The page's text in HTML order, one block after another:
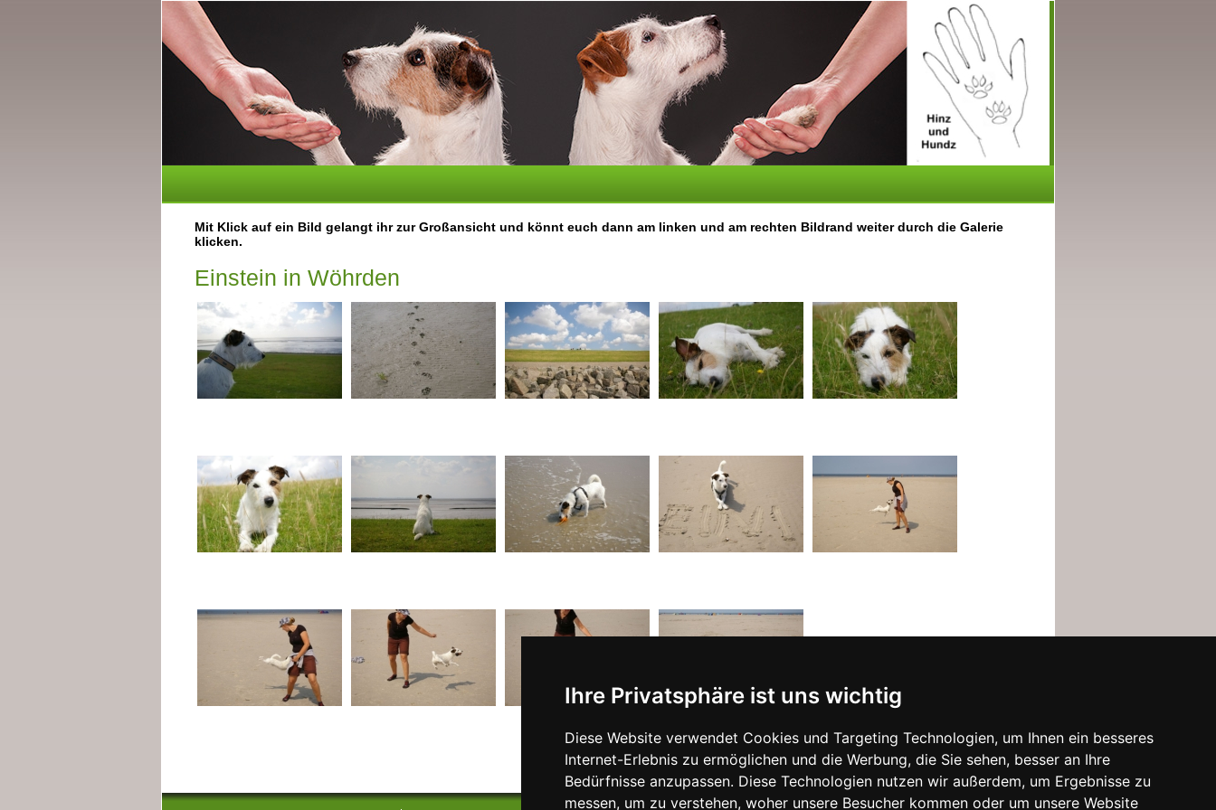
Ihre Privatsphäre ist uns wichtig
Diese Website verwendet Cookies und Targeting Technologien, um Ihnen ein besseres
Internet-Erlebnis zu ermöglichen und die Werbung, die Sie sehen, besser an Ihre
Bedürfnisse anzupassen. Diese Technologien nutzen wir außerdem, um Ergebnisse zu
messen, um zu verstehen, woher unsere Besucher kommen oder um unsere Website
Mit Klick auf ein Bild gelangt ihr zur Großansicht und könnt euch dann am linken und am rechten Bildrand weiter durch die Galerie
klicken.
Einstein in Wöhrden